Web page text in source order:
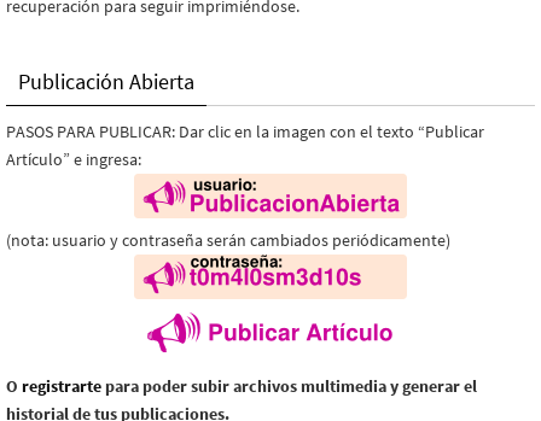
recuperación para seguir imprimiéndose.
Publicación Abierta
PASOS PARA PUBLICAR: Dar clic en la imagen con el texto “Publicar
Artículo” e ingresa:
(nota: usuario y contraseña serán cambiados periódicamente)
O registrarte para poder subir archivos multimedia y generar el
historial de tus publicaciones.